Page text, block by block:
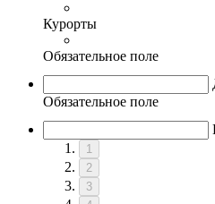
Курорты
Обязательное поле
Обязательное поле
1
2
3